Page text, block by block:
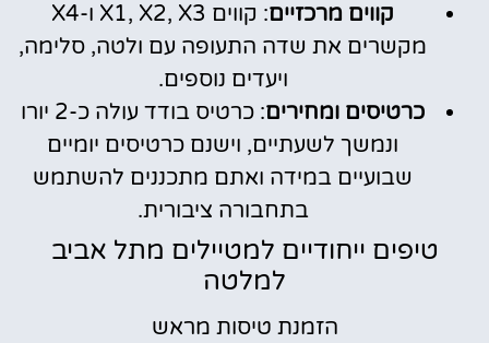
קווים מרכזיים
: קווים X1, X2, X3 ו-X4
מקשרים את שדה התעופה עם ולטה, סלימה,
ויעדים נוספים.
כרטיסים ומחירים
: כרטיס בודד עולה כ-2 יורו
ונמשך לשעתיים, וישנם כרטיסים יומיים
שבועיים במידה ואתם מתכננים להשתמש
בתחבורה ציבורית.
טיפים ייחודיים למטיילים מתל אביב
למלטה
הזמנת טיסות מראש